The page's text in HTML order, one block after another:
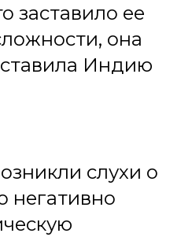
заставило ее
она
Индию
слухи о
негативно